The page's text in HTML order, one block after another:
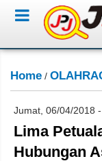
Home /
Jumat, 06/04/2018
Lima
Hubungan